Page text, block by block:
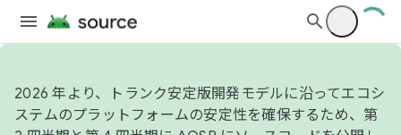
2026 年より、トランク安定版開発モデルに沿ってエコシ
ステムのプラットフォームの安定性を確保するため、第